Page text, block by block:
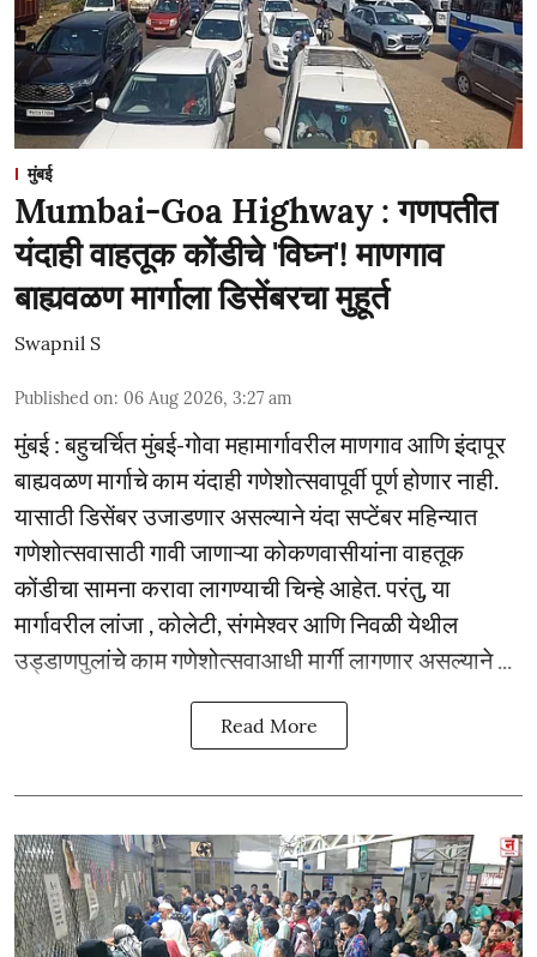
मुंबई
Mumbai-Goa Highway : गणपतीत
यंदाही वाहतूक कोंडीचे 'विघ्न'! माणगाव
बाह्यवळण मार्गाला डिसेंबरचा मुहूर्त
Swapnil S
Published on: 06 Aug 2026, 3:27 am
मुंबई : बहुचर्चित मुंबई-गोवा महामार्गावरील माणगाव आणि इंदापूर
बाह्यवळण मार्गाचे काम यंदाही गणेशोत्सवापूर्वी पूर्ण होणार नाही.
यासाठी डिसेंबर उजाडणार असल्याने यंदा सप्टेंबर महिन्यात
गणेशोत्सवासाठी गावी जाणाऱ्या कोकणवासीयांना वाहतूक
कोंडीचा सामना करावा लागण्याची चिन्हे आहेत. परंतु, या
मार्गावरील लांजा , कोलेटी, संगमेश्वर आणि निवळी येथील
उड्डाणपुलांचे काम गणेशोत्सवाआधी मार्गी लागणार असल्याने ...
Read More